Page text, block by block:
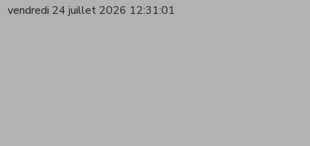
vendredi 24 juillet 2026 12:31:01